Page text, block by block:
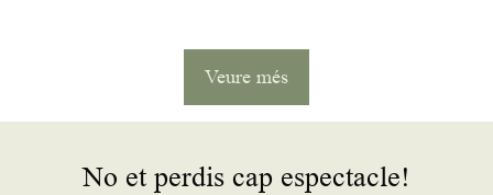
Veure més
No et perdis cap espectacle!